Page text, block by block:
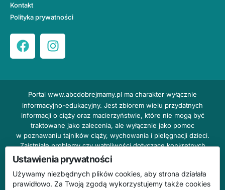
Kontakt
Polityka prywatności
Portal www.abcdobrejmamy.pl ma charakter wyłącznie
informacyjno-edukacyjny. Jest zbiorem wielu przydatnych
informacji o ciąży oraz macierzyństwie, które nie mogą być
traktowane jako zalecenia, ale wyłącznie jako pomoc
w poznawaniu tajników ciąży, wychowania i pielęgnacji dzieci.
Zaistniałe problemy czy wątpliwości dotyczące konkretnych
przypadków należy bezzwłocznie konsultować z prowadzącym
lekarzem ginekologiem lub innym stosownym specjalistą w danej
dziedzinie. DOBRY DOM nie odpowiada za treść reklam,
nie ponosi również żadnych konsekwencji prawnych ani
Ustawienia prywatności
Używamy niezbędnych plików cookies, aby strona działała
prawidłowo. Za Twoją zgodą wykorzystujemy także cookies